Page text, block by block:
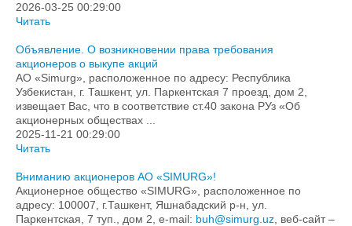
2026-03-25 00:29:00
Читать
Объявление. О возникновении права требования
акционеров о выкупе акций
АО «Simurg», расположенное по адресу: Республика
Узбекистан, г. Ташкент, ул. Паркентская 7 проезд, дом 2,
извещает Вас, что в соответствие ст.40 закона РУз «Об
акционерных обществах ...
2025-11-21 00:29:00
Читать
Вниманию акционеров АО «SIMURG»!
Акционерное общество «SIMURG», расположенное по
адресу: 100007, г.Ташкент, Яшнабадский р-н, ул.
Паркентская, 7 туп., дом 2, e-mail: buh@simurg.uz , веб-сайт –